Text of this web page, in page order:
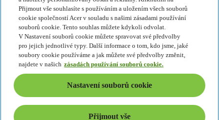
Společenská odpovědnost firem
Uhlíková stopa produktů
Program Project Humanity
Earthion
Zásady ochrany soukromí
Zásady používání souborů cookie
Právní upozornění
Dodatečné smluvní podmínky
Zásady přístupnosti
Nastavení souborů cookie
Česká Republika - Čeština
Přijmout vše souhlasíte s používáním a uložením všech souborů
cookie společností Acer v souladu s našimi zásadami používání
souborů cookie. Tento souhlas můžete kdykoli odvolat.
V Nastavení souborů cookie můžete spravovat své předvolby
pro jejich jednotlivé typy. Další informace o tom, kdo jsme, jaké
soubory cookie používáme a jak můžete své předvolby změnit,
najdete v našich zásadách používání souborů cookie.
Nastavení souborů cookie
Přijmout vše